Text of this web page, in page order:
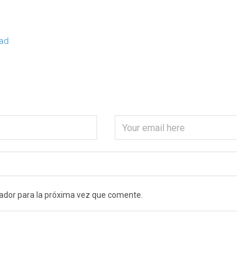
para la próxima vez que comente.